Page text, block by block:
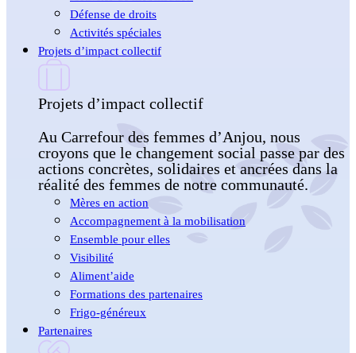
Défense de droits
Activités spéciales
Projets d’impact collectif
Projets d’impact collectif
Au Carrefour des femmes d’Anjou, nous
croyons que le changement social passe par des
actions concrètes, solidaires et ancrées dans la
réalité des femmes de notre communauté.
Mères en action
Accompagnement à la mobilisation
Ensemble pour elles
Visibilité
Aliment’aide
Formations des partenaires
Frigo-généreux
Partenaires